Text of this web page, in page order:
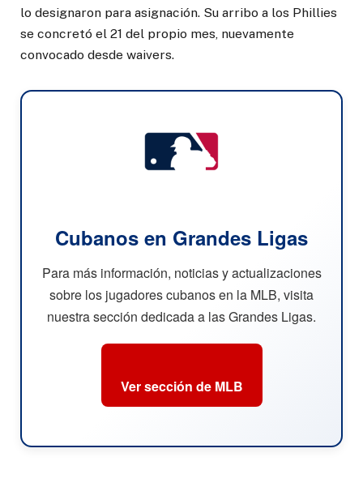
lo designaron para asignación. Su arribo a los Phillies
se concretó el 21 del propio mes, nuevamente
convocado desde waivers.
Cubanos en Grandes Ligas
Para más información, noticias y actualizaciones
sobre los jugadores cubanos en la MLB, visita
nuestra sección dedicada a las Grandes Ligas.
Ver sección de MLB